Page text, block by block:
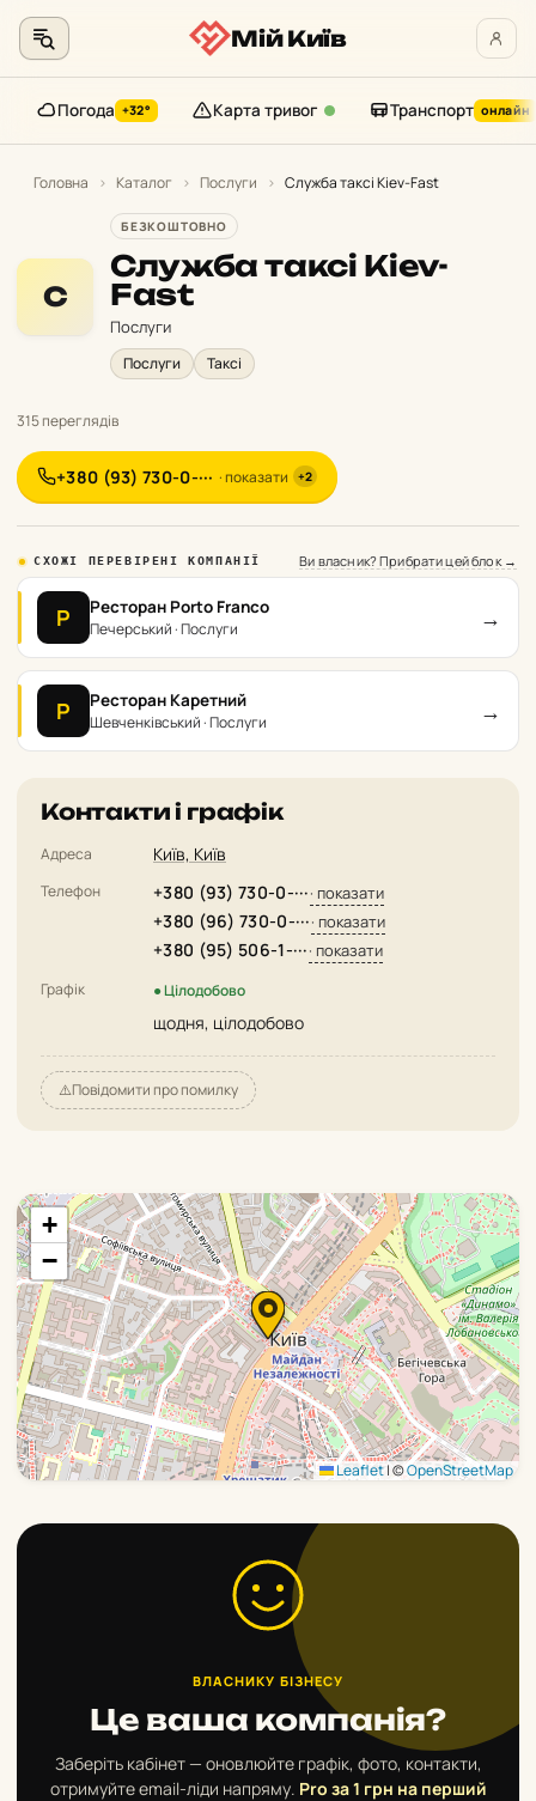
Мій Київ
Погода +32° Карта тривог Транспорт онлайн
Головна › Каталог › Послуги › Служба таксі Kiev-Fast
С
БЕЗКОШТОВНО
Служба таксі Kiev-
Fast
Послуги
Послуги Таксі
315 переглядів
+380 (93) 730-0-··· · показати +2
СХОЖІ ПЕРЕВІРЕНІ КОМПАНІЇ Ви власник? Прибрати цей блок →
Р Ресторан Porto Franco
Печерський · Послуги →
Р Ресторан Каретний
Шевченківський · Послуги →
Контакти і графік
Адреса Київ, Київ
Телефон +380 (93) 730-0-···· показати
+380 (96) 730-0-···· показати
+380 (95) 506-1-···· показати
Графік ● Цілодобово
щодня, цілодобово
⚠️Повідомити про помилку
+
−
Leaflet|©OpenStreetMap
ВЛАСНИКУ БІЗНЕСУ
Це ваша компанія?
Заберіть кабінет — оновлюйте графік, фото, контакти,
отримуйте email-ліди напряму. Pro за 1 грн на перший